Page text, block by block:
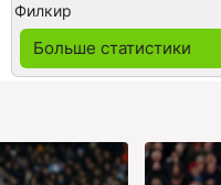
Филкир
Больше статистики